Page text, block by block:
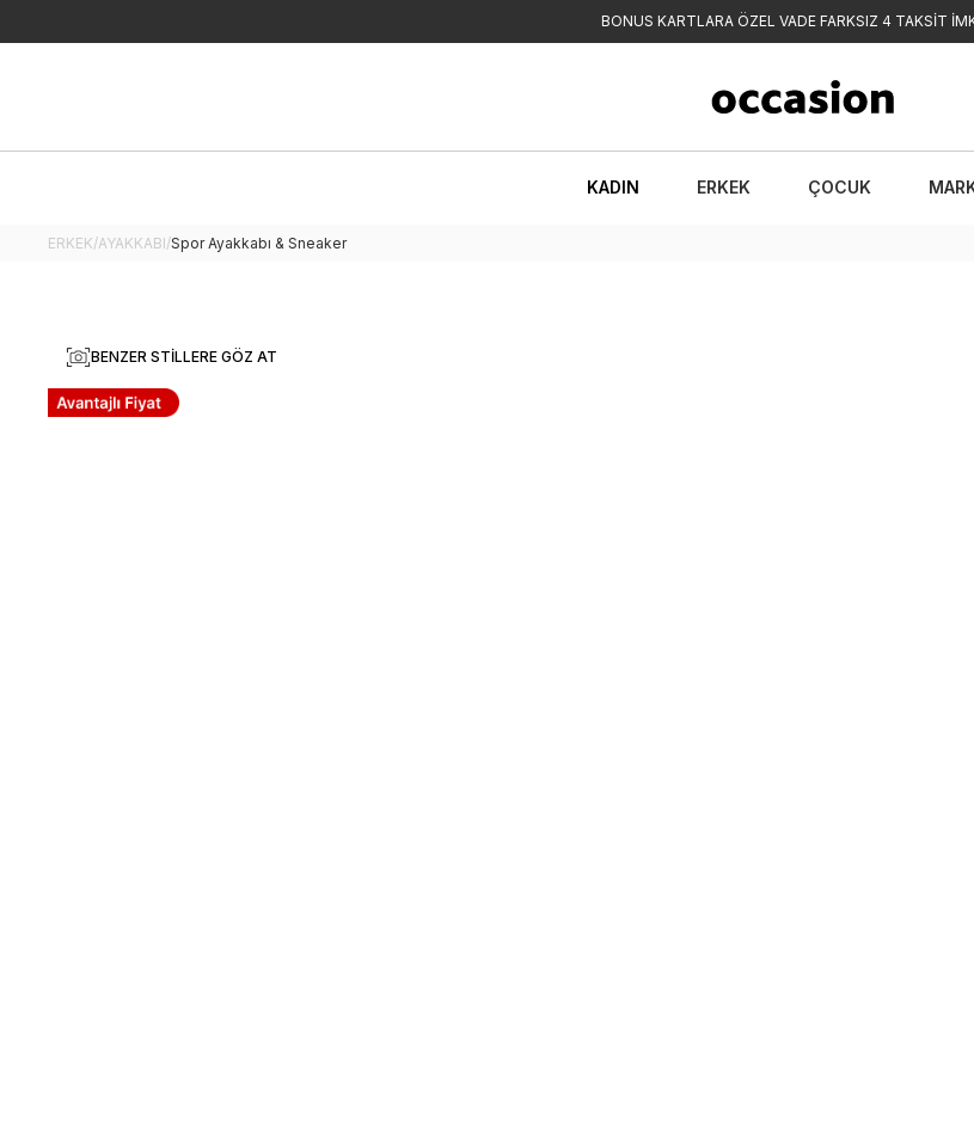
BONUS KARTLARA ÖZEL VADE FARKSIZ 4 TAKSİT
KADIN ERKEK ÇOCUK
ERKEK/AYAKKABI/Spor Ayakkabı & Sneaker
BENZER STILLERE GÖZ AT